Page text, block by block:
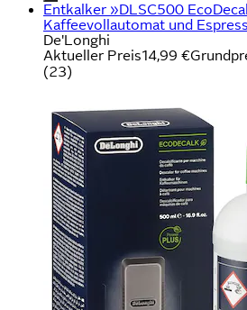
Entkalker »DLSC500
Kaffeevollautomat und
De'Longhi
Aktueller Preis14,99 €
(23)